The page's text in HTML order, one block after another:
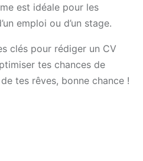
est idéale pour les
emploi ou d’un stage.
clés pour rédiger un CV
tes chances de
tes rêves, bonne chance !